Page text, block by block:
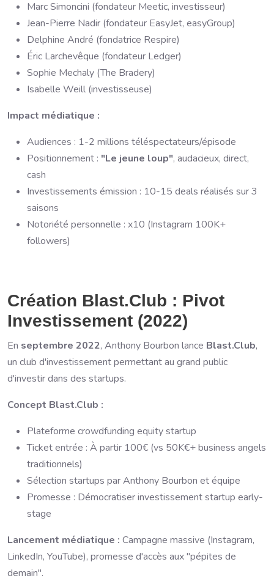
Marc Simoncini (fondateur Meetic, investisseur)
Jean-Pierre Nadir (fondateur EasyJet, easyGroup)
Delphine André (fondatrice Respire)
Éric Larchevêque (fondateur Ledger)
Sophie Mechaly (The Bradery)
Isabelle Weill (investisseuse)
Impact médiatique :
Audiences : 1-2 millions téléspectateurs/épisode
Positionnement : "Le jeune loup", audacieux, direct,
cash
Investissements émission : 10-15 deals réalisés sur 3
saisons
Notoriété personnelle : x10 (Instagram 100K+
followers)
Création Blast.Club : Pivot
Investissement (2022)
En septembre 2022, Anthony Bourbon lance Blast.Club,
un club d'investissement permettant au grand public
d'investir dans des startups.
Concept Blast.Club :
Plateforme crowdfunding equity startup
Ticket entrée : À partir 100€ (vs 50K€+ business angels
traditionnels)
Sélection startups par Anthony Bourbon et équipe
Promesse : Démocratiser investissement startup early-
stage
Lancement médiatique : Campagne massive (Instagram,
LinkedIn, YouTube), promesse d'accès aux "pépites de
demain".